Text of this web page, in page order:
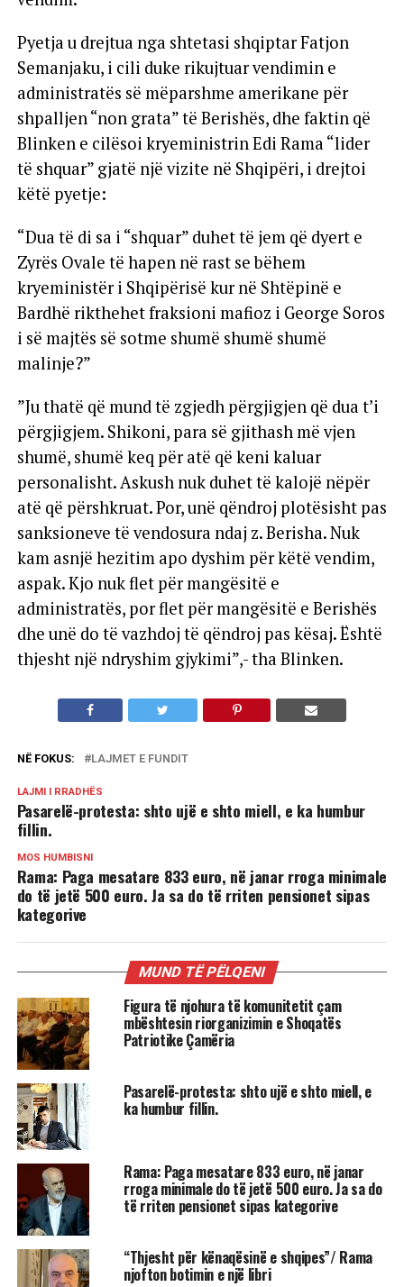
Pyetja u drejtua nga shtetasi shqiptar Fatjon
Semanjaku, i cili duke rikujtuar vendimin e
administratës së mëparshme amerikane për
shpalljen “non grata” të Berishës, dhe faktin që
Blinken e cilësoi kryeministrin Edi Rama “lider
të shquar” gjatë një vizite në Shqipëri, i drejtoi
këtë pyetje:
“Dua të di sa i “shquar” duhet të jem që dyert e
Zyrës Ovale të hapen në rast se bëhem
kryeministër i Shqipërisë kur në Shtëpinë e
Bardhë rikthehet fraksioni mafioz i George Soros
i së majtës së sotme shumë shumë shumë
malinje?”
”Ju thatë që mund të zgjedh përgjigjen që dua t’i
përgjigjem. Shikoni, para së gjithash më vjen
shumë, shumë keq për atë që keni kaluar
personalisht. Askush nuk duhet të kalojë nëpër
atë që përshkruat. Por, unë qëndroj plotësisht pas
sanksioneve të vendosura ndaj z. Berisha. Nuk
kam asnjë hezitim apo dyshim për këtë vendim,
aspak. Kjo nuk flet për mangësitë e
administratës, por flet për mangësitë e Berishës
dhe unë do të vazhdoj të qëndroj pas kësaj. Është
thjesht një ndryshim gjykimi”,- tha Blinken.
NË FOKUS: LAJMET E FUNDIT
LAJMI I RRADHËS
Pasarelë-protesta: shto ujë e shto miell, e ka humbur
fillin.
MOS HUMBISNI
Rama: Paga mesatare 833 euro, në janar rroga minimale
do të jetë 500 euro. Ja sa do të rriten pensionet sipas
kategorive
MUND TË PËLQENI
Figura të njohura të komunitetit çam
mbështesin riorganizimin e Shoqatës
Patriotike Çamëria
Pasarelë-protesta: shto ujë e shto miell, e
ka humbur fillin.
Rama: Paga mesatare 833 euro, në janar
rroga minimale do të jetë 500 euro. Ja sa do
të rriten pensionet sipas kategorive
“Thjesht për kënaqësinë e shqipes”/ Rama
njofton botimin e një libri